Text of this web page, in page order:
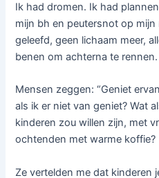
Ik had dromen. Ik had
mijn bh en peutersnot op
geleefd, geen lichaam meer,
benen om achterna te rennen.
Mensen zeggen: “Geniet
als ik er niet van geniet? Wat
kinderen zou willen zijn, met
ochtenden met warme koffie?
Ze vertelden me dat kinderen